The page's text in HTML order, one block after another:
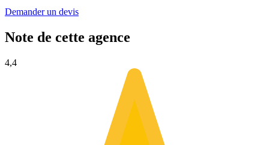
Demander un devis
Note de cette agence
4,4